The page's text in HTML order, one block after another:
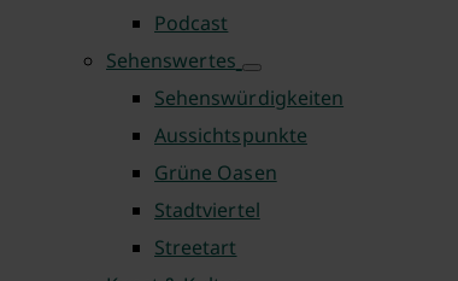
Podcast
Sehenswertes
Sehenswürdigkeiten
Aussichtspunkte
Grüne Oasen
Stadtviertel
Streetart